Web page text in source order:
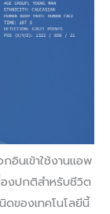
อินเข้าใช้งานแอพ
งปกติสำหรับชีวิต
ดของเทคโนโลยีนี้